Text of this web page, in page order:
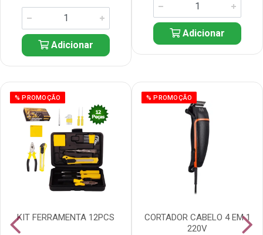
Adicionar
Adicionar
% PROMOÇÃO
KIT FERRAMENTA 12PCS
% PROMOÇÃO
CORTADOR CABELO 4 EM 1
220V